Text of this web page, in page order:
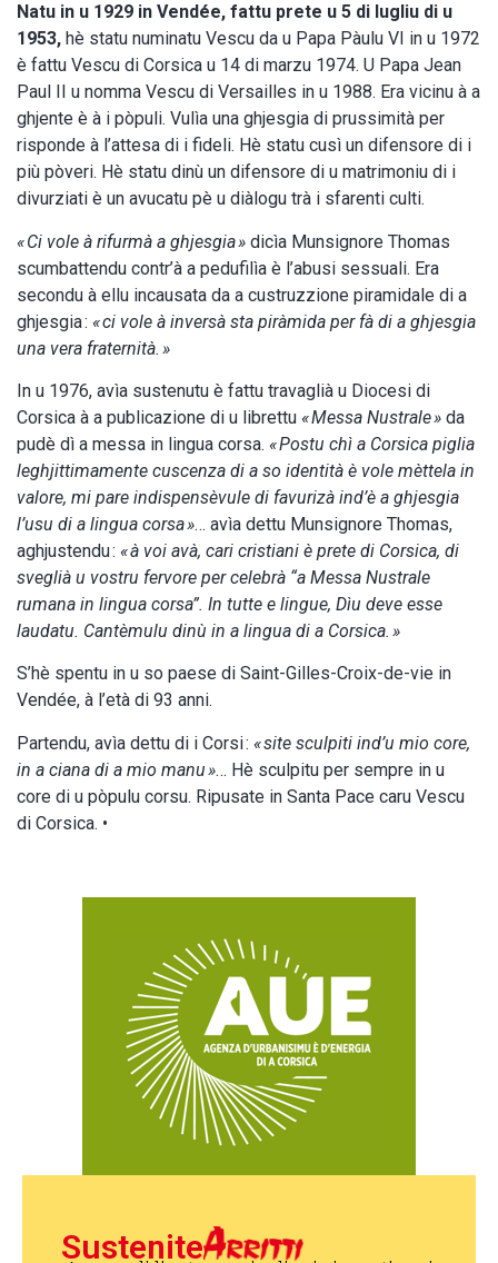
Natu in u 1929 in Vendée, fattu prete u 5 di lugliu di u
1953, hè statu numinatu Vescu da u Papa Pàulu VI in u 1972
è fattu Vescu di Corsica u 14 di marzu 1974. U Papa Jean
Paul II u nomma Vescu di Versailles in u 1988. Era vicinu à a
ghjente è à i pòpuli. Vulìa una ghjesgia di prussimità per
risponde à l’attesa di i fideli. Hè statu cusì un difensore di i
più pòveri. Hè statu dinù un difensore di u matrimoniu di i
divurziati è un avucatu pè u diàlogu trà i sfarenti culti.
« Ci vole à rifurmà a ghjesgia » dicìa Munsignore Thomas
scumbattendu contr’à a pedufilìa è l’abusi sessuali. Era
secondu à ellu incausata da a custruzzione piramidale di a
ghjesgia : « ci vole à inversà sta piràmida per fà di a ghjesgia
una vera fraternità. »
In u 1976, avìa sustenutu è fattu travaglià u Diocesi di
Corsica à a publicazione di u librettu « Messa Nustrale » da
pudè dì a messa in lingua corsa. « Postu chì a Corsica piglia
leghjittimamente cuscenza di a so identità è vole mèttela in
valore, mi pare indispensèvule di favurizà ind’è a ghjesgia
l’usu di a lingua corsa »… avìa dettu Munsignore Thomas,
aghjustendu : « à voi avà, cari cristiani è prete di Corsica, di
sveglià u vostru fervore per celebrà “a Messa Nustrale
rumana in lingua corsa”. In tutte e lingue, Dìu deve esse
laudatu. Cantèmulu dinù in a lingua di a Corsica. »
S’hè spentu in u so paese di Saint-Gilles-Croix-de-vie in
Vendée, à l’età di 93 anni.
Partendu, avìa dettu di i Corsi : « site sculpiti ind’u mio core,
in a ciana di a mio manu »… Hè sculpitu per sempre in u
core di u pòpulu corsu. Ripusate in Santa Pace caru Vescu
di Corsica. •
Sustenite